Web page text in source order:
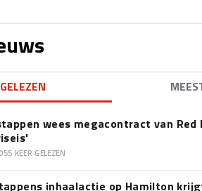
wees megacontract van
KEER GELEZEN
inhaalactie op Hamilton